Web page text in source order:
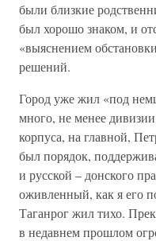
были близкие
был хорошо знаком, и
«выяснением
решений.
Город уже жил «под
много, не менее
корпуса, на главной,
был порядок,
и русской – донского
оживленный, как я его
Таганрог жил тихо.
в недавнем прошлом